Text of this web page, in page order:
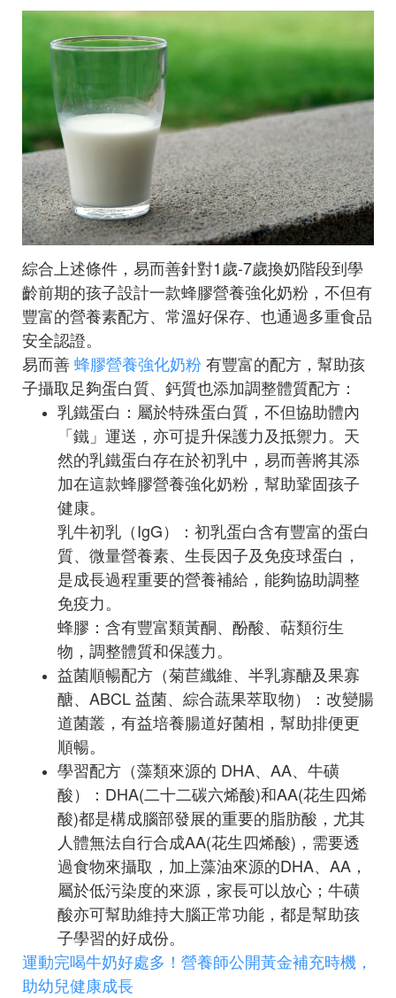
綜合上述條件，易而善針對1歲-7歲換奶階段到學
齡前期的孩子設計一款蜂膠營養強化奶粉，不但有
豐富的營養素配方、常溫好保存、也通過多重食品
安全認證。
易而善蜂膠營養強化奶粉 有豐富的配方，幫助孩
子攝取足夠蛋白質、鈣質也添加調整體質配方：
乳鐵蛋白：屬於特殊蛋白質，不但協助體內
「鐵」運送，亦可提升保護力及抵禦力。天
然的乳鐵蛋白存在於初乳中，易而善將其添
加在這款蜂膠營養強化奶粉，幫助鞏固孩子
健康。
乳牛初乳（IgG）：初乳蛋白含有豐富的蛋白
質、微量營養素、生長因子及免疫球蛋白，
是成長過程重要的營養補給，能夠協助調整
免疫力。
蜂膠：含有豐富類黃酮、酚酸、萜類衍生
物，調整體質和保護力。
益菌順暢配方（菊苣纖維、半乳寡醣及果寡
醣、ABCL 益菌、綜合蔬果萃取物）：改變腸
道菌叢，有益培養腸道好菌相，幫助排便更
順暢。
學習配方（藻類來源的 DHA、AA、牛磺
酸）：DHA(二十二碳六烯酸)和AA(花生四烯
酸)都是構成腦部發展的重要的脂肪酸，尤其
人體無法自行合成AA(花生四烯酸)，需要透
過食物來攝取，加上藻油來源的DHA、AA，
屬於低污染度的來源，家長可以放心；牛磺
酸亦可幫助維持大腦正常功能，都是幫助孩
子學習的好成份。
運動完喝牛奶好處多！營養師公開黃金補充時機，
助幼兒健康成長